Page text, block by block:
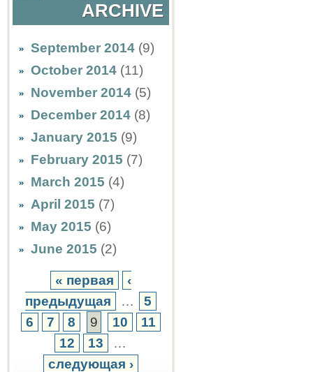
ARCHIVE
September 2014 (9)
October 2014 (11)
November 2014 (5)
December 2014 (8)
January 2015 (9)
February 2015 (7)
March 2015 (4)
April 2015 (7)
May 2015 (6)
June 2015 (2)
« первая
‹
предыдущая
…
5
6
7 8 9 10
11
12
13
…
следующая ›